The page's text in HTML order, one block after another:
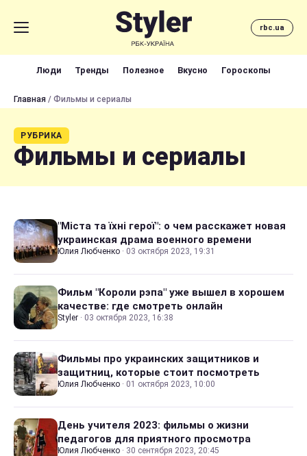
rbc.ua
Люди Тренды Полезное Вкусно Гороскопы
Главная / Фильмы и сериалы
РУБРИКА
Фильмы и сериалы
"Міста та їхні герої": о чем расскажет новая
украинская драма военного времени
Юлия Любченко · 03 октября 2023, 19:31
Фильм "Короли рэпа" уже вышел в хорошем
качестве: где смотреть онлайн
Styler · 03 октября 2023, 16:38
Фильмы про украинских защитников и
защитниц, которые стоит посмотреть
Юлия Любченко · 01 октября 2023, 10:00
День учителя 2023: фильмы о жизни
педагогов для приятного просмотра
Юлия Любченко · 30 сентября 2023, 20:45